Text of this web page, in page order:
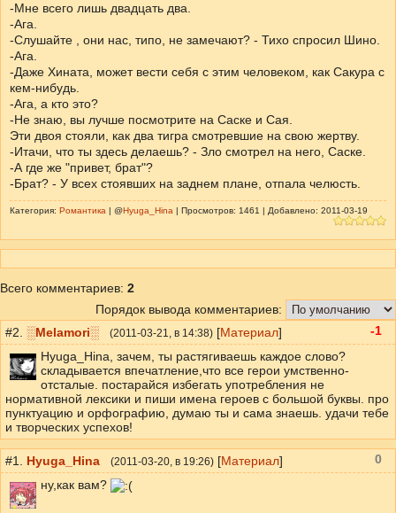
-Мне всего лишь двадцать два.
-Ага.
-Слушайте , они нас, типо, не замечают? - Тихо спросил Шино.
-Ага.
-Даже Хината, может вести себя с этим человеком, как Сакура с
кем-нибудь.
-Ага, а кто это?
-Не знаю, вы лучше посмотрите на Саске и Сая.
Эти двоя стояли, как два тигра смотревшие на свою жертву.
-Итачи, что ты здесь делаешь? - Зло смотрел на него, Саске.
-А где же "привет, брат"?
-Брат? - У всех стоявших на заднем плане, отпала челюсть.
Категория: Романтика | @Hyuga_Hina | Просмотров: 1461 | Добавлено: 2011-03-19
Всего комментариев: 2
Порядок вывода комментариев:
#2. ░Melamori░ (2011-03-21 , в 14:38) [Материал]
Hyuga_Hina, зачем, ты растягиваешь каждое слово?
складывается впечатление,что все герои умственно-
отсталые. постарайся избегать употребления не
нормативной лексики и пиши имена героев с большой буквы. про
пунктуацию и орфографию, думаю ты и сама знаешь. удачи тебе
и творческих успехов!
-1
#1. Hyuga_Hina (2011-03-20 , в 19:26) [Материал]
ну,как вам?
0